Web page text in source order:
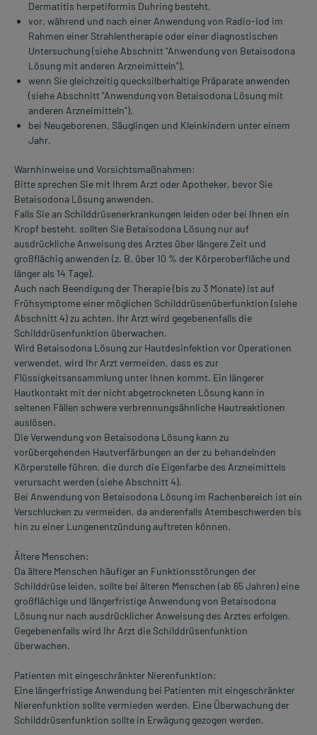
Dermatitis herpetiformis Duhring besteht,
vor, während und nach einer Anwendung von Radio-Iod im
Rahmen einer Strahlentherapie oder einer diagnostischen
Untersuchung (siehe Abschnitt "Anwendung von Betaisodona
Lösung mit anderen Arzneimitteln"),
wenn Sie gleichzeitig quecksilberhaltige Präparate anwenden
(siehe Abschnitt "Anwendung von Betaisodona Lösung mit
anderen Arzneimitteln"),
bei Neugeborenen, Säuglingen und Kleinkindern unter einem
Jahr.
Warnhinweise und Vorsichtsmaßnahmen:
Bitte sprechen Sie mit Ihrem Arzt oder Apotheker, bevor Sie
Betaisodona Lösung anwenden.
Falls Sie an Schilddrüsenerkrankungen leiden oder bei Ihnen ein
Kropf besteht, sollten Sie Betaisodona Lösung nur auf
ausdrückliche Anweisung des Arztes über längere Zeit und
großflächig anwenden (z. B. über 10 % der Körperoberfläche und
länger als 14 Tage).
Auch nach Beendigung der Therapie (bis zu 3 Monate) ist auf
Frühsymptome einer möglichen Schilddrüsenüberfunktion (siehe
Abschnitt 4) zu achten. Ihr Arzt wird gegebenenfalls die
Schilddrüsenfunktion überwachen.
Wird Betaisodona Lösung zur Hautdesinfektion vor Operationen
verwendet, wird Ihr Arzt vermeiden, dass es zur
Flüssigkeitsansammlung unter Ihnen kommt. Ein längerer
Hautkontakt mit der nicht abgetrockneten Lösung kann in
seltenen Fällen schwere verbrennungsähnliche Hautreaktionen
auslösen.
Die Verwendung von Betaisodona Lösung kann zu
vorübergehenden Hautverfärbungen an der zu behandelnden
Körperstelle führen, die durch die Eigenfarbe des Arzneimittels
verursacht werden (siehe Abschnitt 4).
Bei Anwendung von Betaisodona Lösung im Rachenbereich ist ein
Verschlucken zu vermeiden, da anderenfalls Atembeschwerden bis
hin zu einer Lungenentzündung auftreten können.
Ältere Menschen:
Da ältere Menschen häufiger an Funktionsstörungen der
Schilddrüse leiden, sollte bei älteren Menschen (ab 65 Jahren) eine
großflächige und längerfristige Anwendung von Betaisodona
Lösung nur nach ausdrücklicher Anweisung des Arztes erfolgen.
Gegebenenfalls wird Ihr Arzt die Schilddrüsenfunktion
überwachen.
Patienten mit eingeschränkter Nierenfunktion:
Eine längerfristige Anwendung bei Patienten mit eingeschränkter
Nierenfunktion sollte vermieden werden. Eine Überwachung der
Schilddrüsenfunktion sollte in Erwägung gezogen werden.